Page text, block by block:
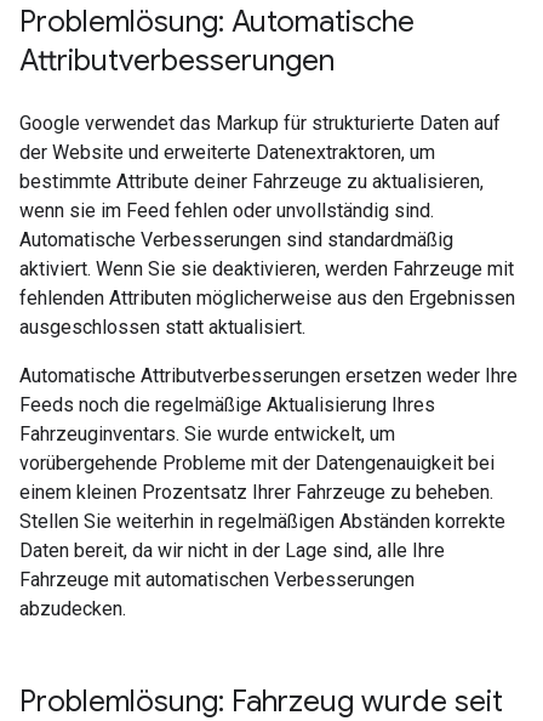
Problemlösung: Automatische
Attributverbesserungen
Google verwendet das Markup für strukturierte Daten auf
der Website und erweiterte Datenextraktoren, um
bestimmte Attribute deiner Fahrzeuge zu aktualisieren,
wenn sie im Feed fehlen oder unvollständig sind.
Automatische Verbesserungen sind standardmäßig
aktiviert. Wenn Sie sie deaktivieren, werden Fahrzeuge mit
fehlenden Attributen möglicherweise aus den Ergebnissen
ausgeschlossen statt aktualisiert.
Automatische Attributverbesserungen ersetzen weder Ihre
Feeds noch die regelmäßige Aktualisierung Ihres
Fahrzeuginventars. Sie wurde entwickelt, um
vorübergehende Probleme mit der Datengenauigkeit bei
einem kleinen Prozentsatz Ihrer Fahrzeuge zu beheben.
Stellen Sie weiterhin in regelmäßigen Abständen korrekte
Daten bereit, da wir nicht in der Lage sind, alle Ihre
Fahrzeuge mit automatischen Verbesserungen
abzudecken.
Problemlösung: Fahrzeug wurde seit